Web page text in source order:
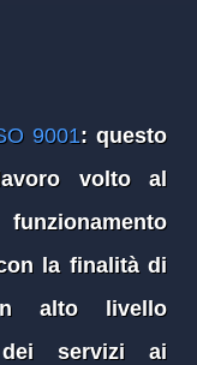
9001: questo
volto al
la finalità di
alto livello
dei servizi ai